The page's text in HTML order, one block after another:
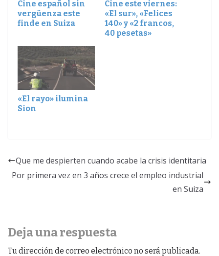
Cine español sin
vergüenza este
finde en Suiza
Cine este viernes:
«El sur», «Felices
140» y «2 francos,
40 pesetas»
«El rayo» ilumina
Sion
Que me despierten cuando acabe la crisis identitaria
Por primera vez en 3 años crece el empleo industrial
en Suiza
Deja una respuesta
Tu dirección de correo electrónico no será publicada.